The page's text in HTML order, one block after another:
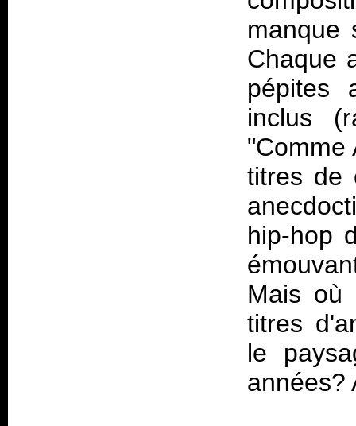
manque
Chaque
pépites
inclus
"Comme
titres de
hip-hop
Mais où
titres
le
années?